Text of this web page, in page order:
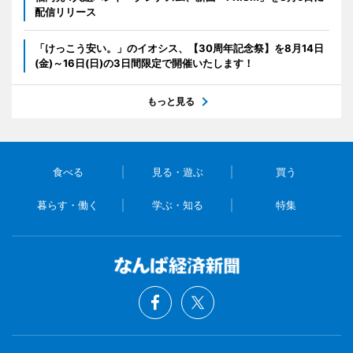
配信リリース
「けっこう安い。」のイオシス、【30周年記念祭】を8月14日
(金)～16日(日)の3日間限定で開催いたします！
もっと見る
食べる 見る・遊ぶ 買う
暮らす・働く 学ぶ・知る 特集